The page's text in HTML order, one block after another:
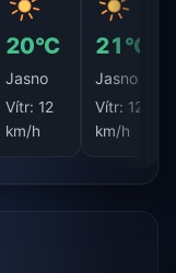
20°C
Jasno
Vítr: 12
km/h
21°C
Jasno
Vítr: 12
km/h